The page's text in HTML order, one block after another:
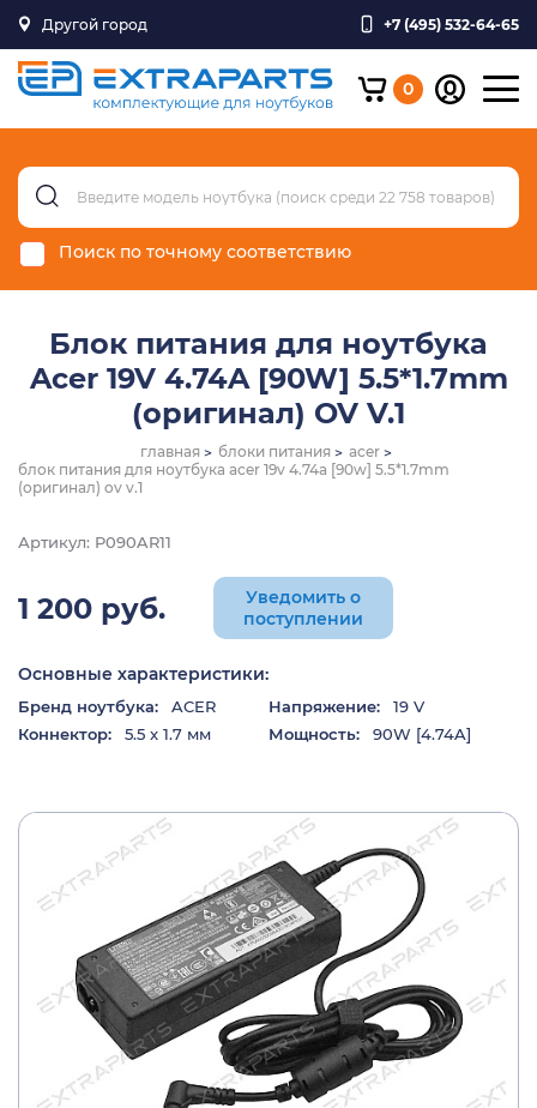
Другой город +7 (495) 532-64-65
0
Поиск по точному соответствию
Блок питания для ноутбука
Acer 19V 4.74A [90W] 5.5*1.7mm
(оригинал) OV V.1
главная блоки питания
acer
блок питания для ноутбука acer 19v 4.74a [90w] 5.5*1.7mm
(оригинал) ov v.1
Артикул: P090AR11
1 200 руб.
Уведомить о
поступлении
Основные характеристики:
Бренд ноутбука: ACER Напряжение:
19 V
Коннектор:
5.5 x 1.7 мм Мощность: 90W [4.74A]